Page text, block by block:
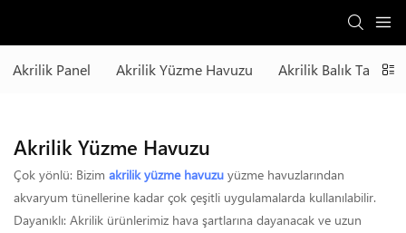
Akrilik Panel Akrilik Yüzme Havuzu Akrilik Balık Tankı
Akrilik Yüzme Havuzu
Çok yönlü: Bizim akrilik yüzme havuzu yüzme havuzlarından
akvaryum tünellerine kadar çok çeşitli uygulamalarda kullanılabilir.
Dayanıklı: Akrilik ürünlerimiz hava şartlarına dayanacak ve uzun